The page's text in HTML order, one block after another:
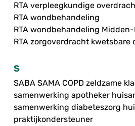
RTA verpleegkundige
RTA wondbehandeling
RTA wondbehandeling
RTA zorgoverdracht kwetsbare
S
SABA SAMA COPD zeldzame
samenwerking apotheker
samenwerking diabeteszorg
praktijkondersteuner